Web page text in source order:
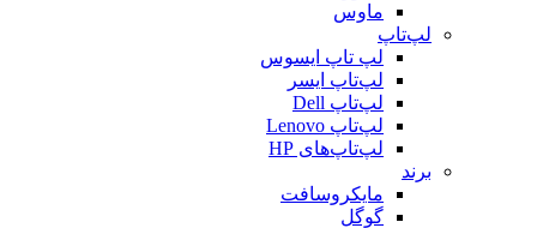
ماوس
لپ‌تاپ
لپ تاپ ایسوس
لپ‌تاپ ایسر
لپ‌تاپ Dell
لپ‌تاپ Lenovo
لپ‌تاپ‌های HP
برند
مایکروسافت
گوگل